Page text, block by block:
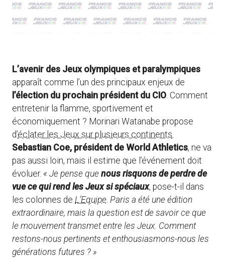
L’avenir des Jeux olympiques et paralympiques
apparaît comme l’un des principaux enjeux de
l’élection du prochain président du CIO . Comment
entretenir la flamme, sportivement et
économiquement ? Morinari Watanabe propose
d’éclater les Jeux sur plusieurs continents
Sebastian Coe, président de World Athletics, ne va
pas aussi loin, mais il estime que l’événement doit
évoluer. « Je pense que nous risquons de perdre de
vue ce qui rend les Jeux si spéciaux, pose-t-il dans
les colonnes de L’Equipe Paris a été une édition
extraordinaire, mais la question est de savoir ce que
le mouvement transmet entre les Jeux. Comment
restons-nous pertinents et enthousiasmons-nous les
générations futures ? »